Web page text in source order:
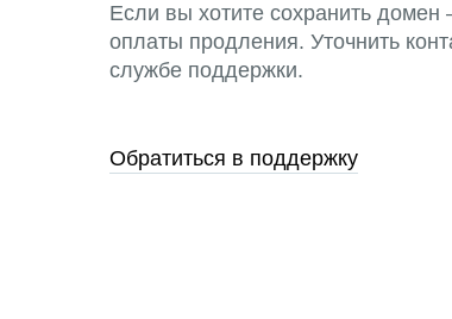
Если вы хотите сохранить
оплаты продления. Уточнить
службе поддержки.
Обратиться в поддержку